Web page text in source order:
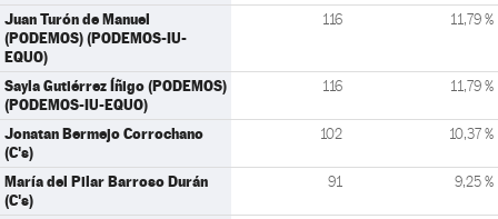
Juan Turón de Manuel
(PODEMOS) (PODEMOS-IU-
EQUO)
116 11,79 %
Sayla Gutiérrez Íñigo (PODEMOS)
(PODEMOS-IU-EQUO)
116 11,79 %
Jonatan Bermejo Corrochano
(C's)
102 10,37 %
María del Pilar Barroso Durán
(C's)
91 9,25 %